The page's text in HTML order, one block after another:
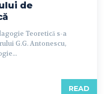
de
Teoretică s-a
G.G. Antonescu,
READ